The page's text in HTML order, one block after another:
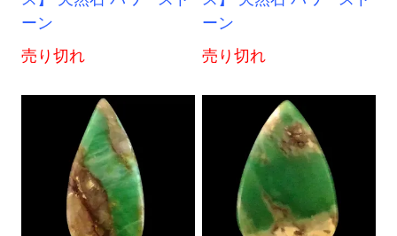
ーン
売り切れ
ーン
売り切れ